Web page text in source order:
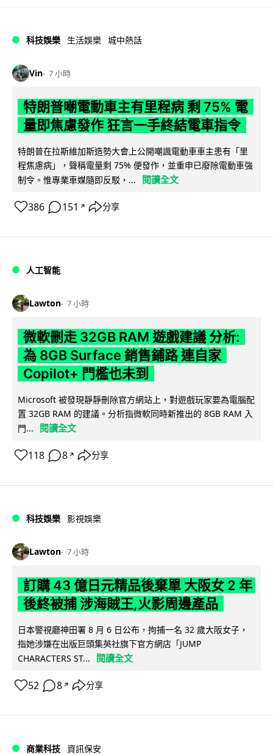
科技娛樂 生活娛樂 城中熱話
Vin 7 小時
特朗普嘲電動車主有里程病 剩 75% 電
量即焦慮發作 狂言一手終結電車指令
特朗普在拉斯維加斯造勢大會上公開嘲諷電動車車主患有「里
程焦慮病」，聲稱電量剩 75% 便發作，並重申已廢除電動車強
制令。惟專業車媒隨即反駁，...
閱讀全文
386 151 ↗ 分享
人工智能
Lawton 7 小時
微軟刪走 32GB RAM 遊戲建議 分析:
為 8GB Surface 銷售鋪路 連自家
Copilot+ 門檻也未到
Microsoft 被發現靜靜刪除官方網站上，對遊戲玩家要為電腦配
置 32GB RAM 的建議。分析指微軟同時新推出的 8GB RAM 入
門...
閱讀全文
118 8 ↗ 分享
科技娛樂 影視娛樂
Lawton 7 小時
訂購 43 億日元精品後棄單 大阪女 2 年
後終被捕 涉海賊王,火影周邊產品
日本警視廳神田署 8 月 6 日公布，拘捕一名 32 歲大阪女子，
指她涉嫌在出版巨頭集英社旗下官方網店「JUMP
CHARACTERS ST...
閱讀全文
52 8 ↗ 分享
商業科技 資訊保安